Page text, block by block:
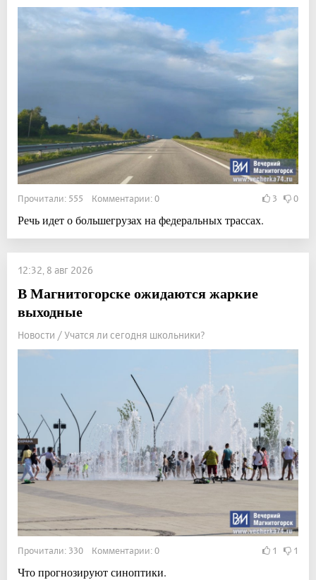
Прочитали: 555 Комментарии: 0 3 0
Речь идет о большегрузах на федеральных трассах.
12:32, 8 авг 2026
В Магнитогорске ожидаются жаркие
выходные
Новости / Учатся ли сегодня школьники?
Прочитали: 330 Комментарии: 0 1 1
Что прогнозируют синоптики.